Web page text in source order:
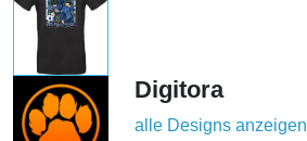
Digitora
alle Designs anzeigen